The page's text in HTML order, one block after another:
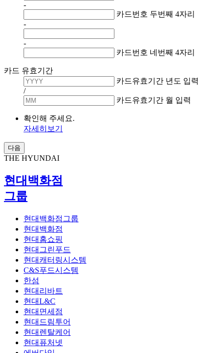
-
카드번호 두번째 4자리
-
-
카드번호 네번째 4자리
카드 유효기간
카드유효기간 년도 입력
/
카드유효기간 월 입력
확인해 주세요.
자세히보기
다음
THE HYUNDAI
현대백화점
그룹
현대백화점그룹
현대백화점
현대홈쇼핑
현대그린푸드
현대캐터링시스템
C&S푸드시스템
한섬
현대리바트
현대L&C
현대면세점
현대드림투어
현대렌탈케어
현대퓨처넷